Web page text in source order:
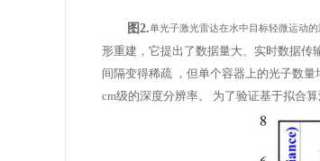
图2.单光子激光雷达在水中目标轻微运动
形重建，它提出了数据量大、实时数据传
间隔变得稀疏 ，但单个容器上的光子数
cm级的深度分辨率。 为了验证基于拟合